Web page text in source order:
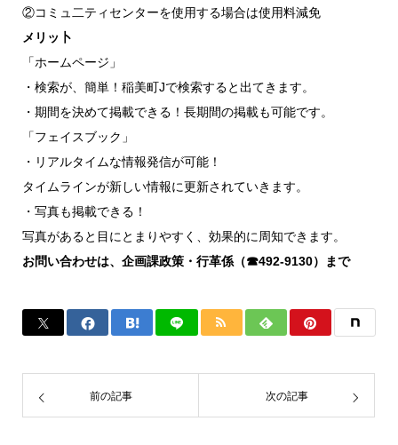
②コミュ二ティセンターを使用する場合は使用料減免
メリッ卜
「ホームページ」
・検索が、簡単！稲美町Jで検索すると出てきます。
・期間を決めて掲載できる！長期間の掲載も可能です。
「フェイスブック」
・リアルタイムな情報発信が可能！
タイムラインが新しい情報に更新されていきます。
・写真も掲載できる！
写真があると目にとまりやすく、効果的に周知できます。
お問い合わせは、企画課政策・行革係（☎492-9130）まで
前の記事 次の記事